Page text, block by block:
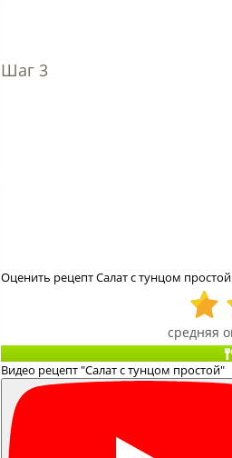
Оценить рецепт Салат с тунцом простой
Видео рецепт "Салат с тунцом простой"